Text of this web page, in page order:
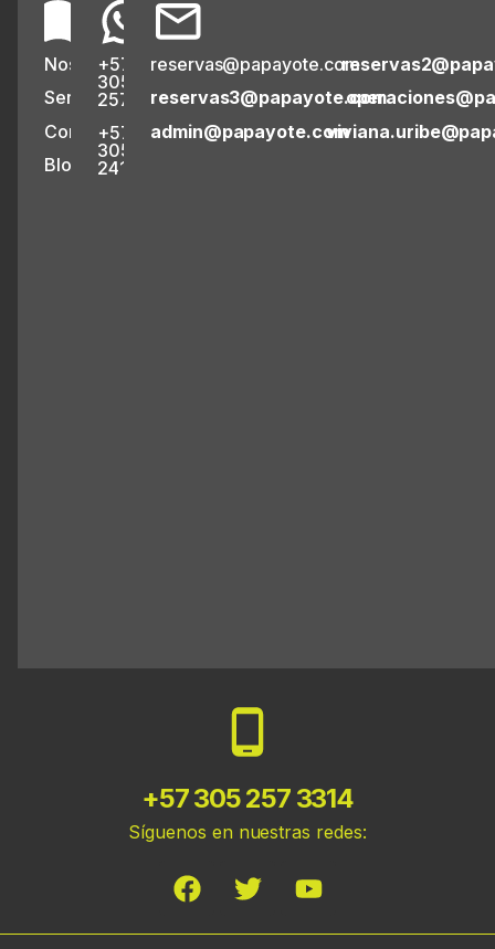
Nosotros
Servicios
Contacto
Blog
+57
305
2573314
+57
305
2413286
reservas@papayote.com
reservas3@papayote.com
admin@papayote.com
+57 305 257 3314
Síguenos en nuestras redes: